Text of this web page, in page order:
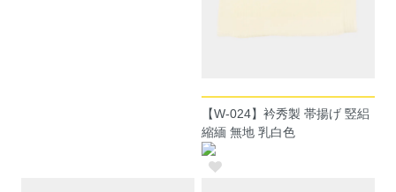
【W-024】衿秀製 帯揚げ 竪絽
縮緬 無地 乳白色